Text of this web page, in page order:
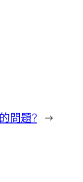
問題? →